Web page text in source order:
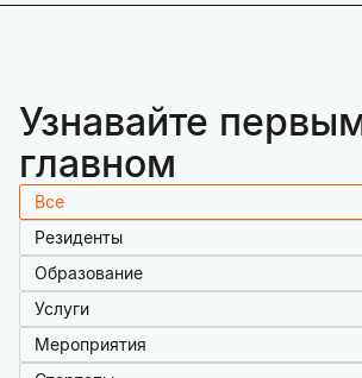
Узнавайте
главном
Все
Резиденты
Образование
Услуги
Мероприятия